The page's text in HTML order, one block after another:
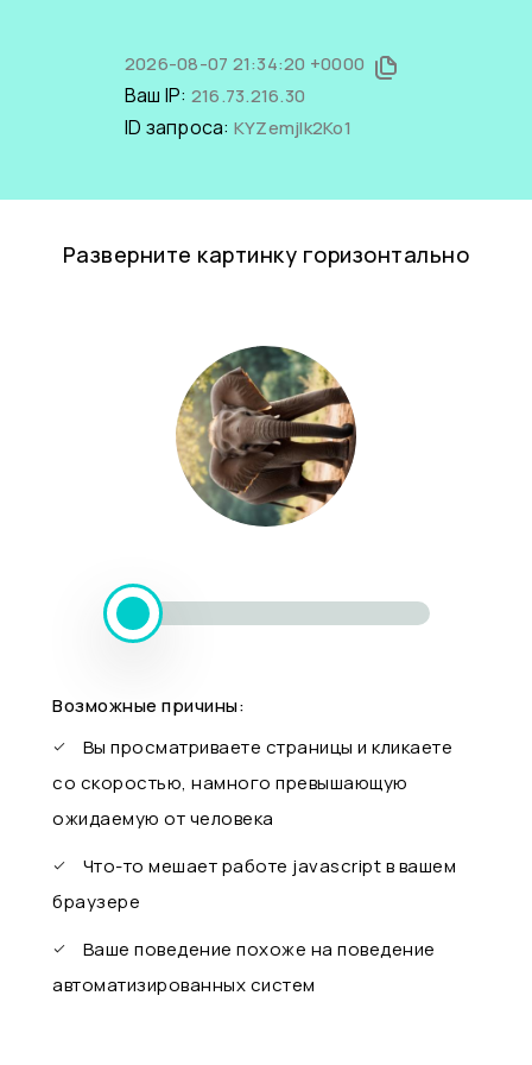
2026-08-07 21:34:20 +0000
Ваш IP: 216.73.216.30
ID запроса: KYZemjlk2Ko1
Разверните картинку горизонтально
Возможные причины:
Вы просматриваете страницы и кликаете
со скоростью, намного превышающую
ожидаемую от человека
Что-то мешает работе javascript в вашем
браузере
Ваше поведение похоже на поведение
автоматизированных систем